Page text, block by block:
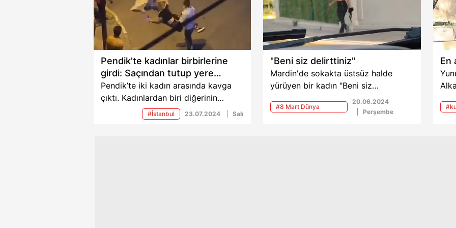
oldu, hangi iller hangi istatistikte öne
çıktı? İşte istatistiklerle kadın...
Pendik'te kadınlar birbirlerine
girdi: Saçından tutup yere
savurdu
Pendik’te iki kadın arasında kavga
çıktı. Kadınlardan biri diğerinin
saçından tutarak yere savurdu. Yere
savrulan kadın "Senden şikayetçi
#İstanbul 23.07.2024 Salı
"Beni siz delirttiniz"
Mardin'de sokakta üstsüz halde
yürüyen bir kadın "Beni siz
delirttiniz" diye bağırdı. Kadının
üstsüz gezdiği anlar cep telefonu
#8 Mart Dünya
20.06.2024
Perşembe
En